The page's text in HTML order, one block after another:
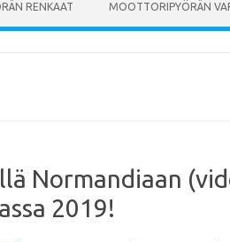
RENKAAT MOOTTORIPYÖRÄN
Normandiaan
2019!